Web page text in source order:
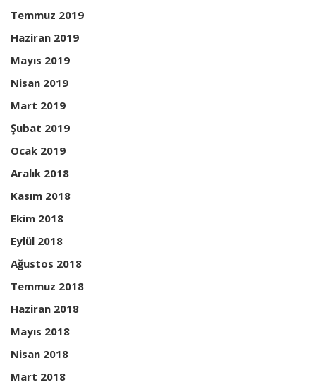
Temmuz 2019
Haziran 2019
Mayıs 2019
Nisan 2019
Mart 2019
Şubat 2019
Ocak 2019
Aralık 2018
Kasım 2018
Ekim 2018
Eylül 2018
Ağustos 2018
Temmuz 2018
Haziran 2018
Mayıs 2018
Nisan 2018
Mart 2018